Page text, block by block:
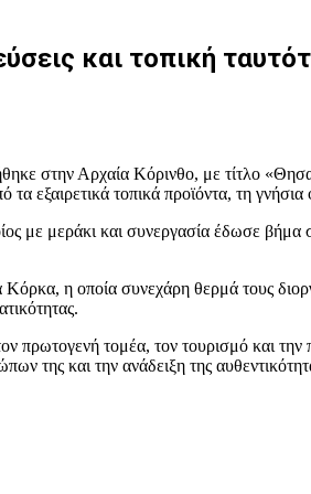
και τοπική
στην Αρχαία Κόρινθο, με τίτλο
εξαιρετικά τοπικά προϊόντα, τη
μεράκι και συνεργασία έδωσε βήμα
η οποία συνεχάρη θερμά τους
πρωτογενή τομέα, τον τουρισμό και
της και την ανάδειξη της